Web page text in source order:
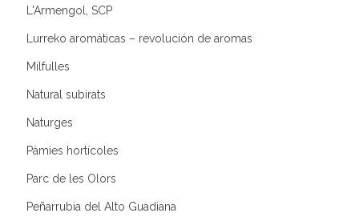
L'Armengol, SCP
Lurreko aromáticas – revolución de aromas
Milfulles
Natural subirats
Naturges
Pàmies hortícoles
Parc de les Olors
Peñarrubia del Alto Guadiana